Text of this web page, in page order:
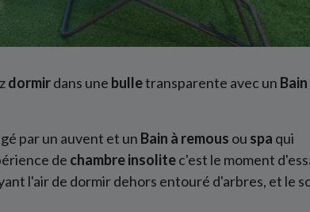
dormirdans une bulletransparente avec un Bain
par un auvent et un Bain à remous ou spa qui
de chambreinsolitec'est le moment
l'air de dormir dehors entouré d'arbres, et le